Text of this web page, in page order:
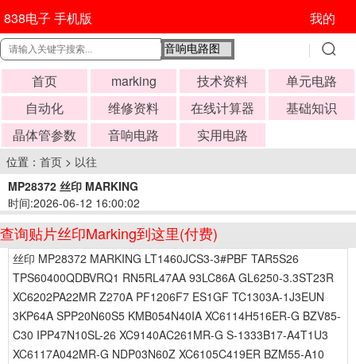
838电子 手机版 我的
首页 marking 技术资料
单元电路
自动化
维修资料 在线计算器
基础知识
晶体管参数
音响电路 实用电路
位置： 首页 > 以往
MP28372 丝印 MARKING
时间:2026-06-12 16:00:02
查询贴片丝印Marking到这里(付费)
丝印 MP28372 MARKING LT1460JCS3-3#PBF TAR5S26
TPS60400QDBVRQ1 RN5RL47AA 93LC86A GL6250-3.3ST23R
XC6202PA22MR Z270A PF1206F7 ES1GF TC1303A-1J3EUN
3KP64A SPP20N60S5 KMB054N40IA XC6114H516ER-G BZV85-
C30 IPP47N10SL-26 XC9140AC261MR-G S-1333B17-A4T1U3
XC6117A042MR-G NDP03N60Z XC6105C419ER BZM55-A10